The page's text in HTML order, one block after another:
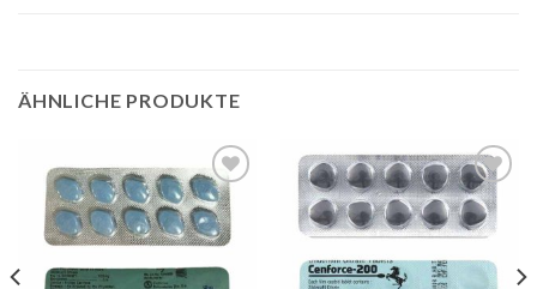
ÄHNLICHE PRODUKTE
Add to
wishlist
Add to
wishlist